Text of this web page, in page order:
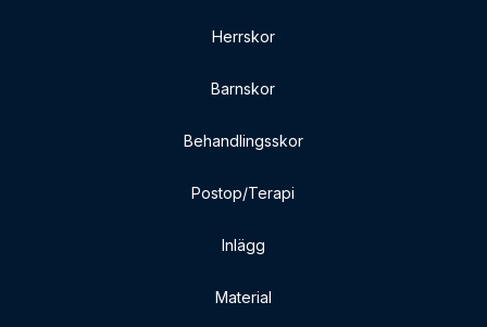
Herrskor
Barnskor
Behandlingsskor
Postop/Terapi
Inlägg
Material